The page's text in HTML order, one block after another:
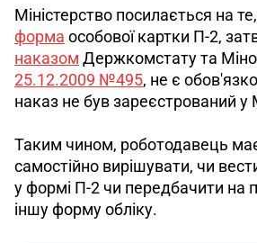
Міністерство посилається на
форма особової картки П-2,
наказом Держкомстату та
25.12.2009 №495, не є
наказ не був зареєстрований у
Таким чином, роботодавець
самостійно вирішувати, чи
у формі П-2 чи передбачити на
іншу форму обліку.